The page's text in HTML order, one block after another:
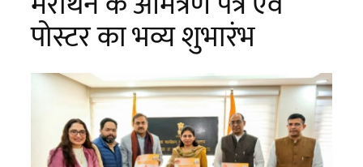
पोस्टर का भव्य शुभारंभ